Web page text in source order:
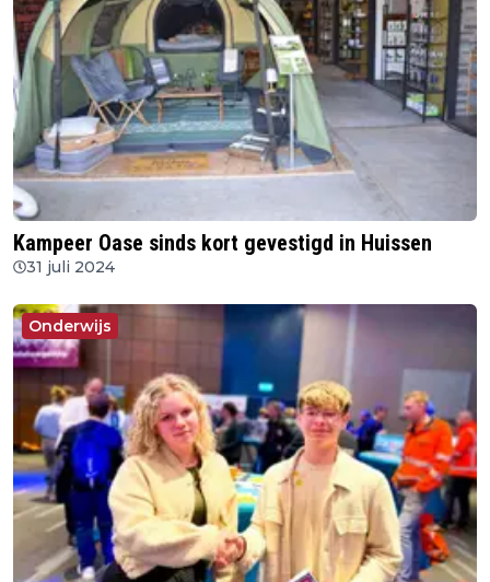
Kampeer Oase sinds kort gevestigd in Huissen
31 juli 2024
Onderwijs